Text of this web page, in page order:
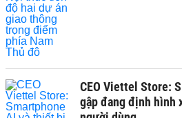
CEO Viettel Store:
gập đang định hình